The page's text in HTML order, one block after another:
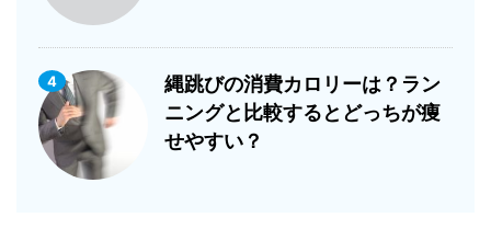
4
縄跳びの消費カロリーは？ラン
ニングと比較するとどっちが痩
せやすい？